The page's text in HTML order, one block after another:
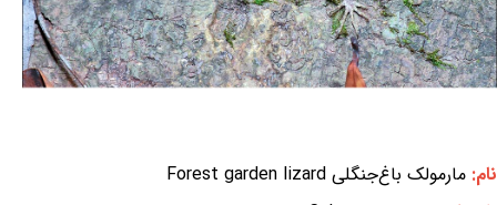
نام: مارمولک باغ‌جنگلی Forest garden lizard